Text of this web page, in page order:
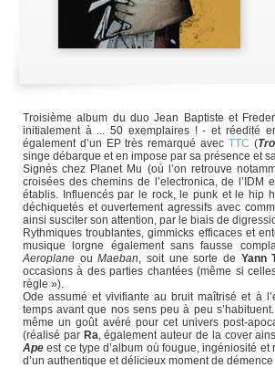
Troisième album du duo Jean Baptiste et
initialement à ... 50 exemplaires ! - et réedité
également d’un EP très remarqué avec TTC (
singe débarque et en impose par sa présence et
Signés chez Planet Mu (où l’on retrouve
croisées des chemins de l’electronica, de
établis. Influencés par le rock, le punk et le hip
déchiquetés et ouvertement agressifs avec
ainsi susciter son attention, par le biais de
Rythmiques troublantes, gimmicks efficaces et
musique lorgne également sans fausse
Aeroplane ouMaeban, soit une sorte de Yann
occasions à des parties chantées (même si
règle »).
Ode assumé et vivifiante au bruit maîtrisé et à
temps avant que nos sens peu à peu
même un goût avéré pour cet univers post-
(réalisé par Ra, également auteur de la cover
Ape est ce type d’album où fougue, ingéniosité
d’un authentique et délicieux moment de